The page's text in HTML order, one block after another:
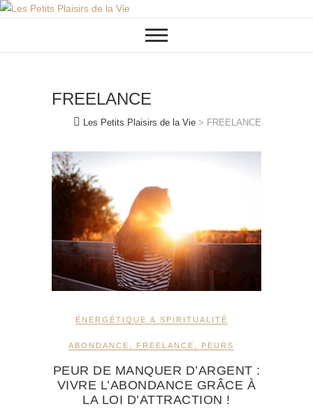
Skip
FREELANCE
Les Petits Plaisirs de la Vie > FREELANCE
ÉNERGÉTIQUE & SPIRITUALITÉ
ABONDANCE FREELANCE PEURS
PEUR DE MANQUER D’ARGENT :
VIVRE L’ABONDANCE GRÂCE À
LA LOI D’ATTRACTION !